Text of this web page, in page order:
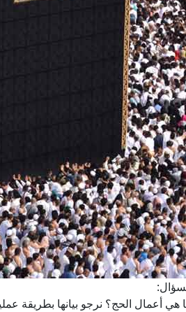
هي أعمال الحج؟ نرجو بيانها بطريقة